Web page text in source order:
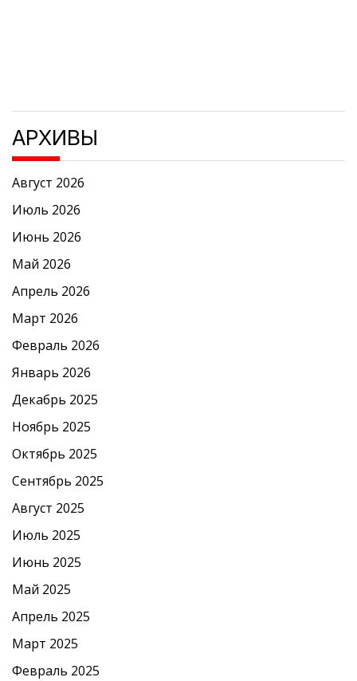
АРХИВЫ
Август 2026
Июль 2026
Июнь 2026
Май 2026
Апрель 2026
Март 2026
Февраль 2026
Январь 2026
Декабрь 2025
Ноябрь 2025
Октябрь 2025
Сентябрь 2025
Август 2025
Июль 2025
Июнь 2025
Май 2025
Апрель 2025
Март 2025
Февраль 2025